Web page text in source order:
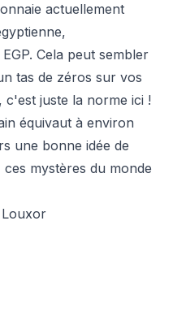
actuellement
Cela peut sembler
tas de zéros sur vos
c'est juste la norme ici !
équivaut à environ
une bonne idée de
mystères du monde
Louxor